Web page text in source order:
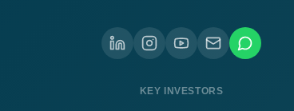
KEY INVESTORS